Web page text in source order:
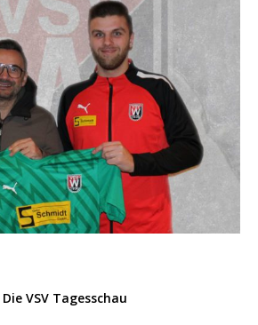
Die VSV Tagesschau